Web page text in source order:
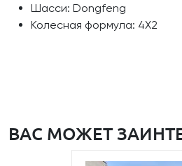
Шасси: Dongfeng
Колесная формула: 4Х2
ВАС МОЖЕТ